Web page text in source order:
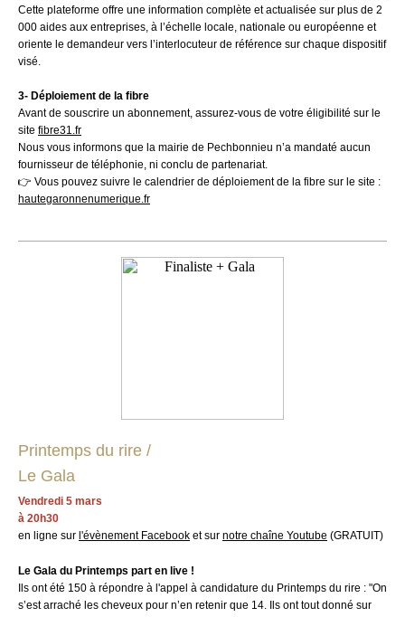
Cette plateforme offre une information complète et actualisée sur plus de 2
000 aides aux entreprises, à l’échelle locale, nationale ou européenne et
oriente le demandeur vers l’interlocuteur de référence sur chaque dispositif
visé.
3- Déploiement de la fibre
Avant de souscrire un abonnement, assurez-vous de votre éligibilité sur le
site fibre31.fr
Nous vous informons que la mairie de Pechbonnieu n’a mandaté aucun
fournisseur de téléphonie, ni conclu de partenariat.
👉 Vous pouvez suivre le calendrier de déploiement de la fibre sur le site :
hautegaronnenumerique.fr
Printemps du rire /
Le Gala
Vendredi 5 mars
à 20h30
en ligne sur l'évènement Facebook et sur notre chaîne Youtube (GRATUIT)
Le Gala du Printemps part en live !
Ils ont été 150 à répondre à l'appel à candidature du Printemps du rire : "On
s’est arraché les cheveux pour n’en retenir que 14. Ils ont tout donné sur